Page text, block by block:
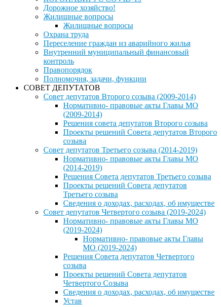
Дорожное хозяйство!
Жилищные вопросы
Жилищные вопросы
Охрана труда
Переселение граждан из аварийного жилья
Внутренний муниципальный финансовый
контроль
Правопорядок
Полномочия, задачи, функции
СОВЕТ ДЕПУТАТОВ
Совет депутатов Второго созыва (2009-2014)
Нормативно- правовые акты Главы МО
(2009-2014)
Решения совета депутатов Второго созыва
Проекты решений Совета депутатов Второго
созыва
Совет депутатов Третьего созыва (2014-2019)
Нормативно- правовые акты Главы МО
(2014-2019)
Решения Совета депутатов Третьего созыва
Проекты решений Совета депутатов
Третьего созыва
Сведения о доходах, расходах, об имуществе
Совет депутатов Четвертого созыва (2019-2024)
Нормативно- правовые акты Главы МО
(2019-2024)
Нормативно- правовые акты Главы
МО (2019-2024)
Решения Совета депутатов Четвертого
созыва
Проекты решений Совета депутатов
Четвертого Созыва
Сведения о доходах, расходах, об имуществе
Устав